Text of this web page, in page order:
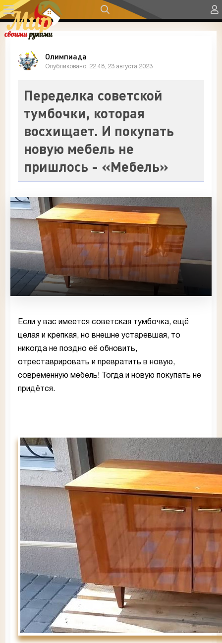
Олимпиада
Опубликовано: 22:48, 23 августа 2023
Переделка советской
тумбочки, которая
восхищает. И покупать
новую мебель не
пришлось - «Мебель»
Если у вас имеется советская тумбочка, ещё
целая и крепкая, но внешне устаревшая, то
никогда не поздно её обновить,
отреставрировать и превратить в новую,
современную мебель! Тогда и новую покупать не
придётся.